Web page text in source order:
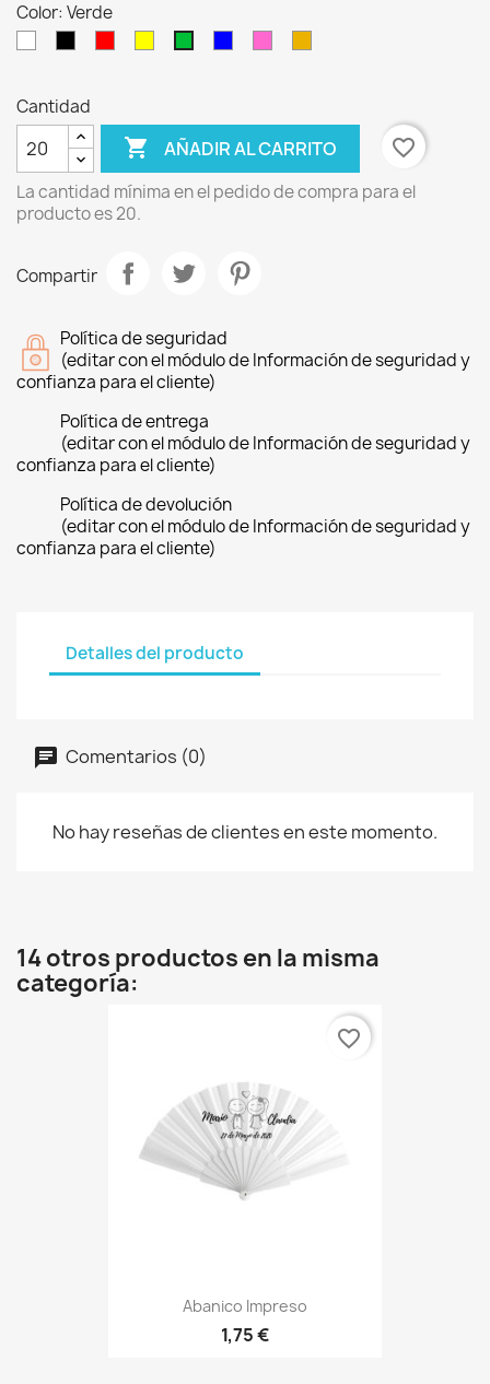
Color: Verde
Cantidad
 AÑADIR AL CARRITO favorite_border
La cantidad mínima en el pedido de compra para el
producto es 20.
Compartir
Política de seguridad
(editar con el módulo de Información de seguridad y
confianza para el cliente)
Política de entrega
(editar con el módulo de Información de seguridad y
confianza para el cliente)
Política de devolución
(editar con el módulo de Información de seguridad y
confianza para el cliente)
Detalles del producto
Comentarios (0)
No hay reseñas de clientes en este momento.
14 otros productos en la misma
categoría:
Abanico Impreso
1,75 €
favorite_border